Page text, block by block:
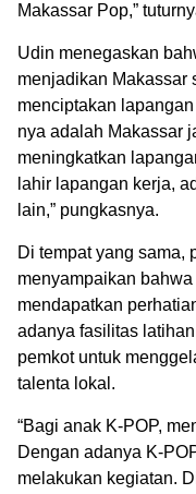
Makassar Pop,”
Udin menegaskan
menjadikan Makassar
menciptakan
nya adalah Makassar
meningkatkan
lahir lapangan kerja,
lain,” pungkasnya.
Di tempat yang sama,
menyampaikan
mendapatkan
adanya fasilitas
pemkot untuk
talenta lokal.
“Bagi anak K-POP,
Dengan adanya K-
melakukan kegiatan.